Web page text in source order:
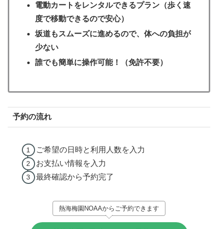
電動カートをレンタルできるプラン（歩く速
度で移動できるので安心）
坂道もスムーズに進めるので、体への負担が
少ない
誰でも簡単に操作可能！（免許不要）
予約の流れ
ご希望の日時と利用人数を入力
お支払い情報を入力
最終確認から予約完了
熱海梅園NOAAからご予約できます